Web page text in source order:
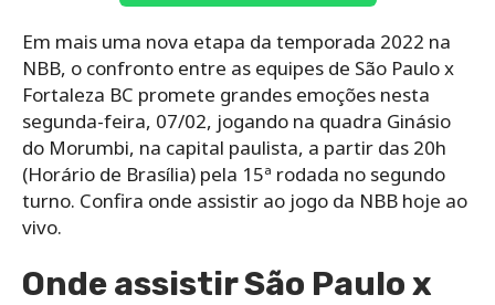
Em mais uma nova etapa da temporada 2022 na
NBB, o confronto entre as equipes de São Paulo x
Fortaleza BC promete grandes emoções nesta
segunda-feira, 07/02, jogando na quadra Ginásio
do Morumbi, na capital paulista, a partir das 20h
(Horário de Brasília) pela 15ª rodada no segundo
turno. Confira onde assistir ao jogo da NBB hoje ao
vivo.
Onde assistir São Paulo x